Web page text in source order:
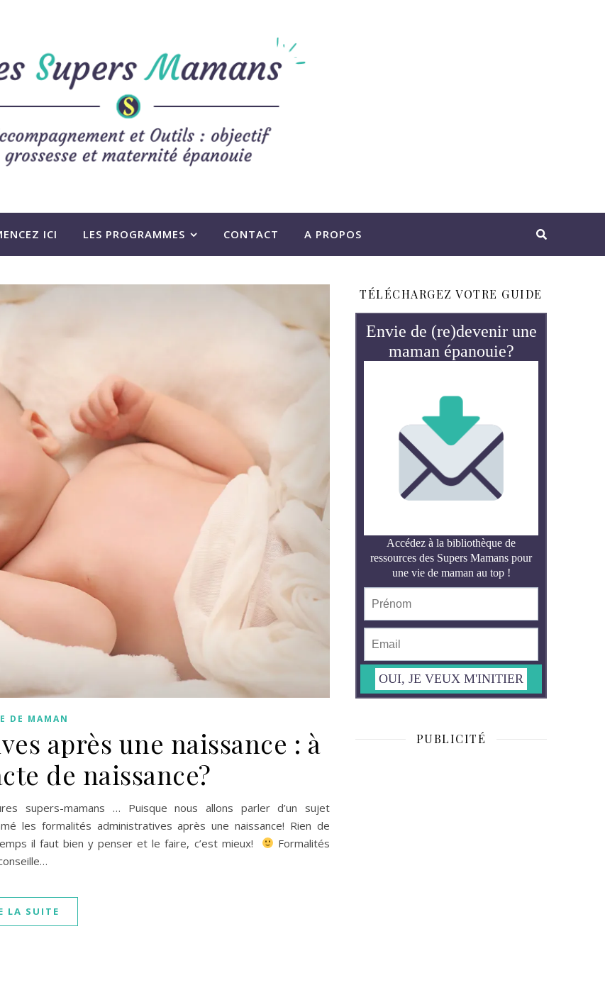
ICI LES PROGRAMMES CONTACT A PROPOS
DE MAMAN
après une naissance : à
de naissance?
supers-mamans … Puisque nous allons parler d’un sujet
les formalités administratives après une naissance! Rien de
il faut bien y penser et le faire, c’est mieux!
Formalités
LA SUITE
TÉLÉCHARGEZ VOTRE GUIDE
PUBLICITÉ